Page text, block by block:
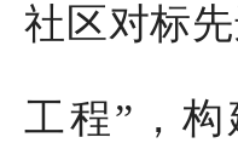
社区对标
工程”，